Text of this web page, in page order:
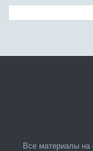
Все материалы на